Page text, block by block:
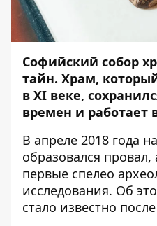
Софийский собор
тайн. Храм,
в XI веке,
времен и работает
В апреле 2018 года
образовался
первые спелео
исследования. Об
стало известно